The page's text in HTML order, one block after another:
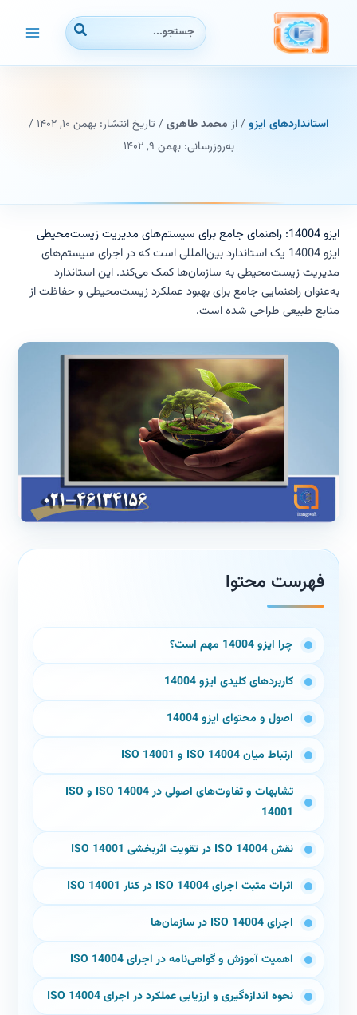
جستجوی:
استانداردهای ایزو/ از محمد طاهری/ تاریخ انتشار:بهمن ۱۰, ۱۴۰۲
/
به‌روزرسانی: بهمن ۹, ۱۴۰۲
ایزو 14004: راهنمای جامع برای سیستم‌های مدیریت زیست‌محیطی
ایزو 14004 یک استاندارد بین‌المللی است که در اجرای سیستم‌های
مدیریت زیست‌محیطی به سازمان‌ها کمک می‌کند. این استاندارد
به‌عنوان راهنمایی جامع برای بهبود عملکرد زیست‌محیطی و حفاظت از
منابع طبیعی طراحی شده است.
فهرست محتوا
چرا ایزو 14004 مهم است؟
کاربردهای کلیدی ایزو 14004
اصول و محتوای ایزو 14004
ارتباط میان ISO 14004 و ISO 14001
تشابهات و تفاوت‌های اصولی در ISO 14004 و ISO
14001
نقش ISO 14004 در تقویت اثربخشی ISO 14001
اثرات مثبت اجرای ISO 14004 در کنار ISO 14001
اجرای ISO 14004 در سازمان‌ها
اهمیت آموزش و گواهی‌نامه در اجرای ISO 14004
نحوه اندازه‌گیری و ارزیابی عملکرد در اجرای ISO 14004